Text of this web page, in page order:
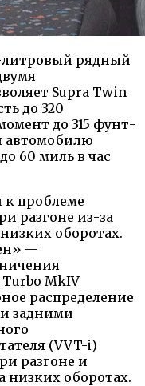
литровый рядный
Supra Twin
до 320
до 315 фунт-
автомобилю
60 миль в час
к проблеме
разгоне из-за
оборотах.
—
MkIV
распределение
задними
(VVT-i)
разгоне и
низких оборотах.